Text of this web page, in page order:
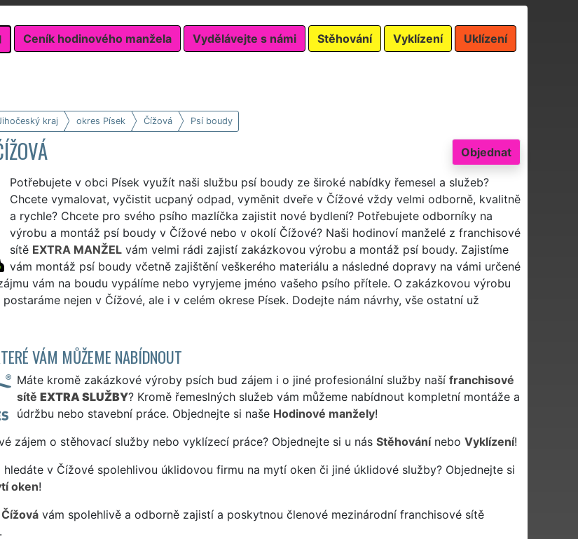
Ceník hodinového manžela Vydělávejte s námi Stěhování Vyklízení Uklízení
kraj okres Písek Čížová Psí boudy
Objednat
Potřebujete v obci Písek využít naši službu psí boudy ze široké nabídky řemesel a služeb?
Chcete vymalovat, vyčistit ucpaný odpad, vyměnit dveře v Čížové vždy velmi odborně, kvalitně
a rychle? Chcete pro svého psího mazlíčka zajistit nové bydlení? Potřebujete odborníky na
výrobu a montáž psí boudy v Čížové nebo v okolí Čížové? Naši hodinoví manželé z franchisové
sítě EXTRA MANŽELvám velmi rádi zajistí zakázkovou výrobu a montáž psí boudy. Zajistíme
vám montáž psí boudy včetně zajištění veškerého materiálu a následné dopravy na vámi určené
vám na boudu vypálíme nebo vyryjeme jméno vašeho psího přítele. O zakázkovou výrobu
nejen v Čížové, ale i v celém okrese Písek. Dodejte nám návrhy, vše ostatní už
VÁM MŮŽEME NABÍDNOUT
Máte kromě zakázkové výroby psích bud zájem i o jiné profesionální služby naší franchisové
sítě EXTRA SLUŽBY? Kromě řemeslných služeb vám můžeme nabídnout kompletní montáže a
údržbu nebo stavební práce. Objednejte si naše Hodinové manžely!
zájem o stěhovací služby nebo vyklízecí práce? Objednejte si u nás Stěhovánínebo Vyklízení!
hledáte v Čížové spolehlivou úklidovou firmu na mytí oken či jiné úklidové služby? Objednejte si
oken!
vám spolehlivě a odborně zajistí a poskytnou členové mezinárodní franchisové sítě